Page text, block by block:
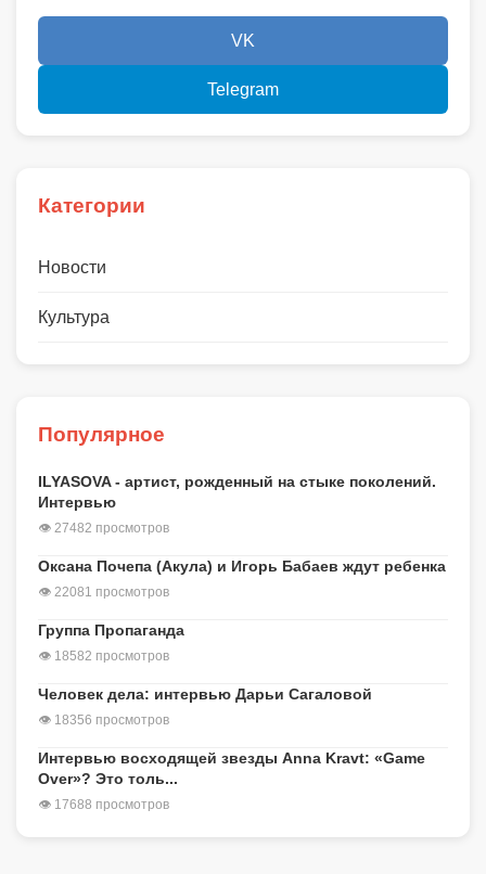
VK
Telegram
Категории
Новости
Культура
Популярное
ILYASOVA - артист, рожденный на стыке поколений.
Интервью
👁 27482 просмотров
Оксана Почепа (Акула) и Игорь Бабаев ждут ребенка
👁 22081 просмотров
Группа Пропаганда
👁 18582 просмотров
Человек дела: интервью Дарьи Сагаловой
👁 18356 просмотров
Интервью восходящей звезды Anna Kravt: «Game
Over»? Это толь...
👁 17688 просмотров